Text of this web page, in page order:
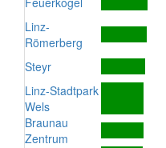
Linz-
Römerberg
Steyr
Linz-Stadtpark
Wels
Braunau
Zentrum